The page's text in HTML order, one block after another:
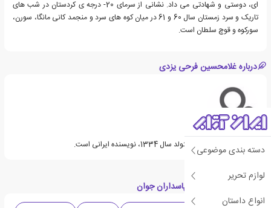
دسته بندی موضوعی
لوازم تحریر
انواع داستان
ای، دوستی و شهادتی می داد. نشانی از سرمای 20- درجه ی کردستان در شب های
تاریک و سرد زمستان سال 60 و 61 در میان کوه های سرد و منجمد کانی مانگا، سورن،
سورکوه و قوچ سلطان است.
درباره غلامحسین فرحی یزدی
غلامحسین فرحی یزدی متولد سال 1334، نویسنده ایرانی است.
دسته بندی های کتاب پاسداران جوان